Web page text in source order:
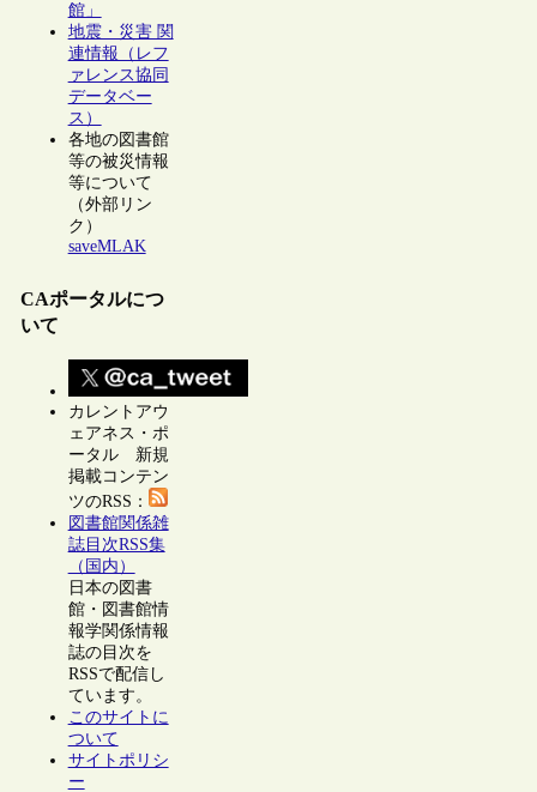
館」
地震・災害 関
連情報（レフ
ァレンス協同
データベー
ス）
各地の図書館
等の被災情報
等について
（外部リン
ク）
saveMLAK
CAポータルにつ
いて
カレントアウ
ェアネス・ポ
ータル 新規
掲載コンテン
ツのRSS：
図書館関係雑
誌目次RSS集
（国内）
日本の図書
館・図書館情
報学関係情報
誌の目次を
RSSで配信し
ています。
このサイトに
ついて
サイトポリシ
ー